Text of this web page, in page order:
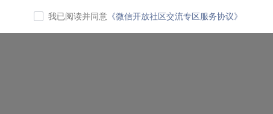
我已阅读并同意 《微信开放社区交流专区服务协议》